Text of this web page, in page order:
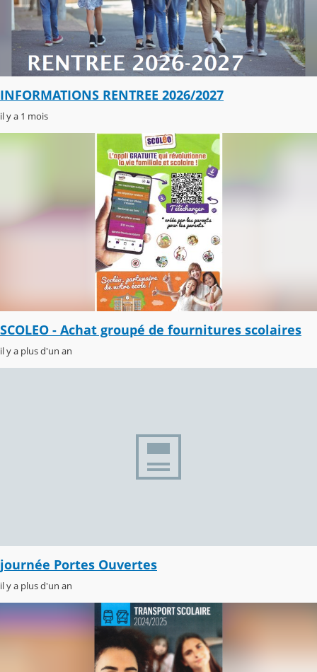
INFORMATIONS RENTREE 2026/2027
il y a 1 mois
SCOLEO - Achat groupé de fournitures scolaires
il y a plus d'un an
journée Portes Ouvertes
il y a plus d'un an